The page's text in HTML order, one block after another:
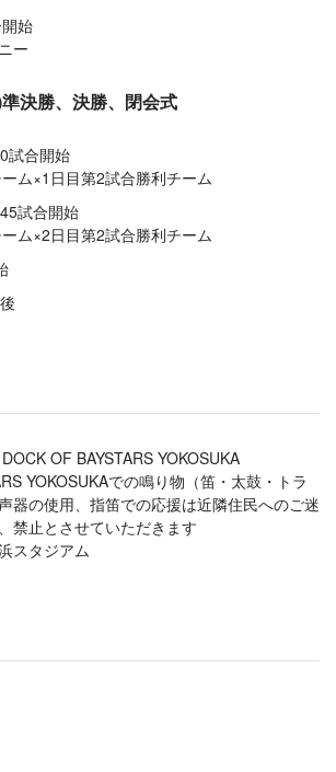
始
ー
決勝、決勝、閉会式
試合開始
ム×1日目第2試合勝利チーム
試合開始
ム×2日目第2試合勝利チーム
OF BAYSTARS YOKOSUKA
YOKOSUKAでの鳴り物（笛・太鼓・トラ
器の使用、指笛での応援は近隣住民へのご迷
禁止とさせていただきます
スタジアム